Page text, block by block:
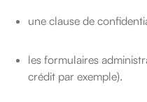
une clause de
les formulaires
crédit par exemple).